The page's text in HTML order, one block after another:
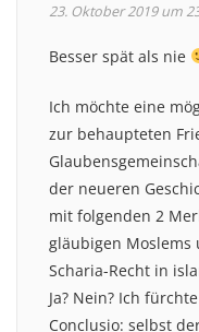
23. Oktober 2019 um
Besser spät als nie
Ich möchte eine
zur behaupteten
der neueren
mit folgenden 2
gläubigen Moslems
Scharia-Recht in
Ja? Nein? Ich
Conclusio: selbst